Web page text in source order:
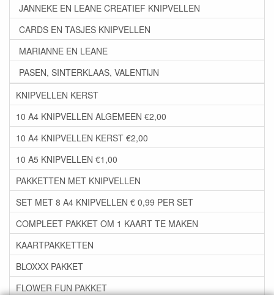
JANNEKE EN LEANE CREATIEF KNIPVELLEN
CARDS EN TASJES KNIPVELLEN
MARIANNE EN LEANE
PASEN, SINTERKLAAS, VALENTIJN
KNIPVELLEN KERST
10 A4 KNIPVELLEN ALGEMEEN €2,00
10 A4 KNIPVELLEN KERST €2,00
10 A5 KNIPVELLEN €1,00
PAKKETTEN MET KNIPVELLEN
SET MET 8 A4 KNIPVELLEN € 0,99 PER SET
COMPLEET PAKKET OM 1 KAART TE MAKEN
KAARTPAKKETTEN
BLOXXX PAKKET
FLOWER FUN PAKKET